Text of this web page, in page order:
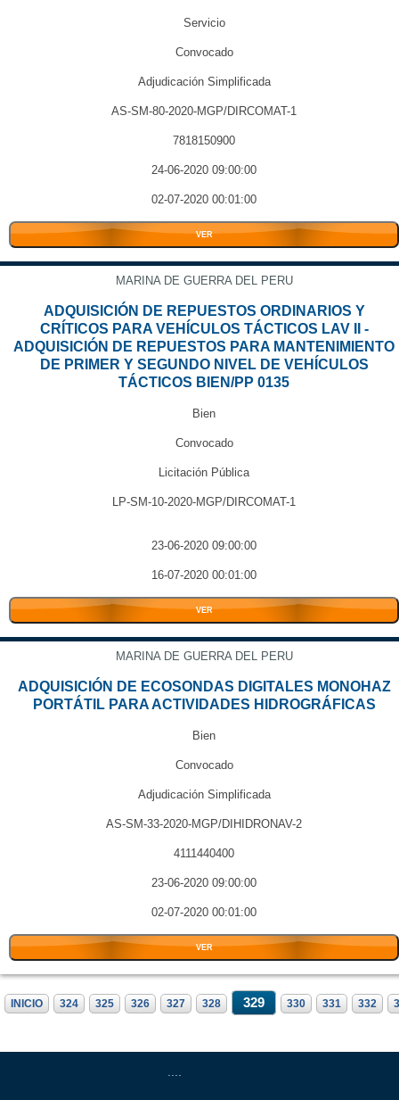
Servicio
Convocado
Adjudicación Simplificada
AS-SM-80-2020-MGP/DIRCOMAT-1
7818150900
24-06-2020 09:00:00
02-07-2020 00:01:00
VER
MARINA DE GUERRA DEL PERU
ADQUISICIÓN DE REPUESTOS ORDINARIOS Y
CRÍTICOS PARA VEHÍCULOS TÁCTICOS LAV II -
ADQUISICIÓN DE REPUESTOS PARA MANTENIMIENTO
DE PRIMER Y SEGUNDO NIVEL DE VEHÍCULOS
TÁCTICOS BIEN/PP 0135
Bien
Convocado
Licitación Pública
LP-SM-10-2020-MGP/DIRCOMAT-1
23-06-2020 09:00:00
16-07-2020 00:01:00
VER
MARINA DE GUERRA DEL PERU
ADQUISICIÓN DE ECOSONDAS DIGITALES MONOHAZ
PORTÁTIL PARA ACTIVIDADES HIDROGRÁFICAS
Bien
Convocado
Adjudicación Simplificada
AS-SM-33-2020-MGP/DIHIDRONAV-2
4111440400
23-06-2020 09:00:00
02-07-2020 00:01:00
VER
INICIO 324 325 326 327 328 329 330 331 332